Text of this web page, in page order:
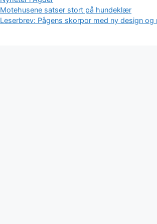
Motehusene satser stort på hundeklær
Leserbrev: Pågens skorpor med ny design og